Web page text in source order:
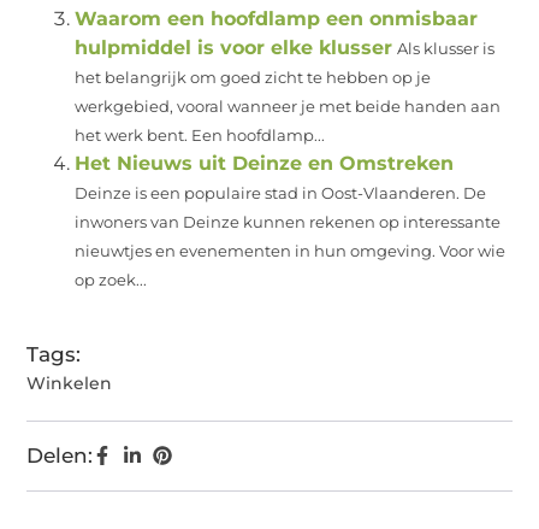
Waarom een hoofdlamp een onmisbaar
hulpmiddel is voor elke klusser Als klusser is
het belangrijk om goed zicht te hebben op je
werkgebied, vooral wanneer je met beide handen aan
het werk bent. Een hoofdlamp...
Het Nieuws uit Deinze en Omstreken
Deinze is een populaire stad in Oost-Vlaanderen. De
inwoners van Deinze kunnen rekenen op interessante
nieuwtjes en evenementen in hun omgeving. Voor wie
op zoek...
Tags:
Winkelen
Delen: